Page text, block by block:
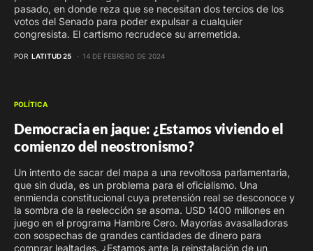
pasado, en donde reza que se necesitan dos tercios de los
votos del Senado para poder expulsar a cualquier
congresista. El cartismo recrudece su arremetida.
POR LATITUD 25 14 DE FEBRERO DE 2024
POLÍTICA
Democracia en jaque: ¿Estamos viviendo el
comienzo del neostronismo?
Un intento de sacar del mapa a una revoltosa parlamentaria,
que sin duda, es un problema para el oficialismo. Una
enmienda constitucional cuya pretensión real se desconoce y
la sombra de la reelección se asoma. USD 1400 millones en
juego en el programa Hambre Cero. Mayorías avasalladoras
con sospechas de grandes cantidades de dinero para
comprar lealtades. ¿Estamos ante la reinstalación de un